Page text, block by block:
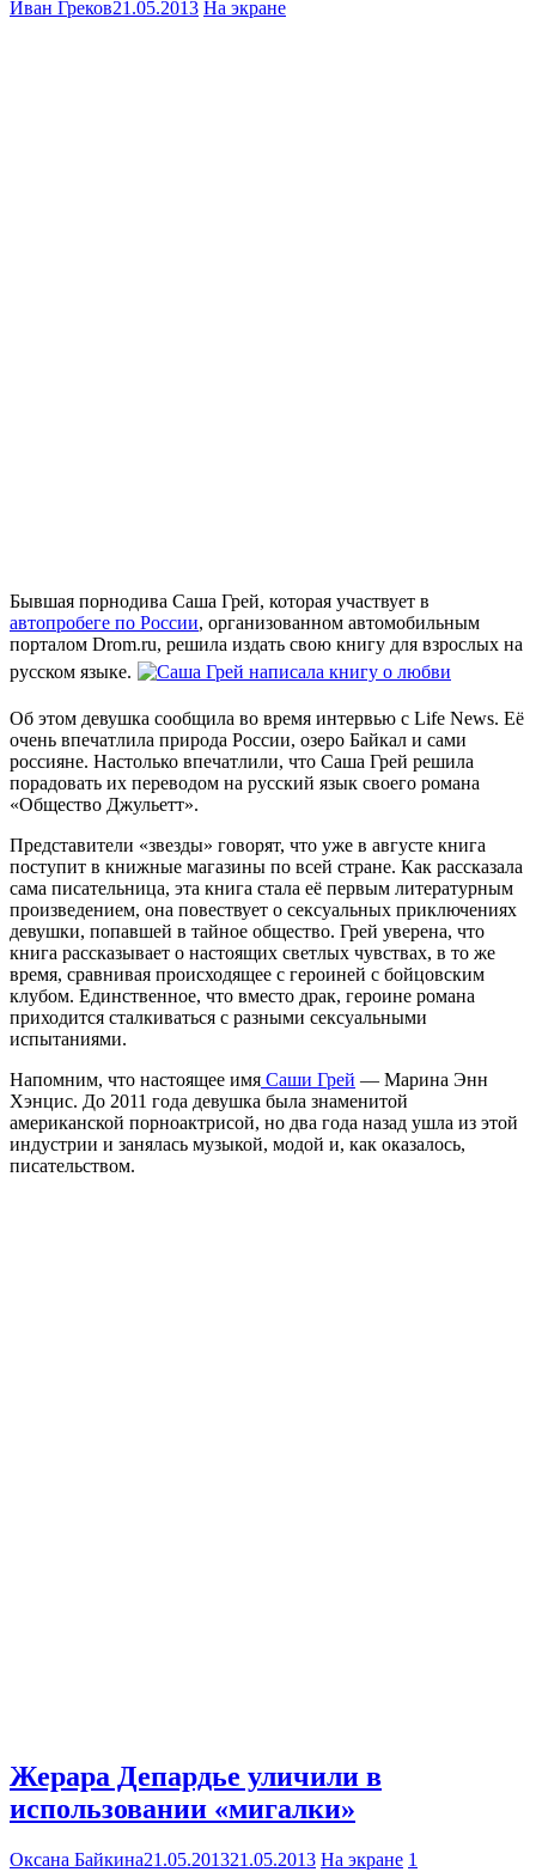
Иван Греков21.05.2013 На экране
Бывшая порнодива Саша Грей, которая участвует в
автопробеге по России, организованном автомобильным
порталом Drom.ru, решила издать свою книгу для взрослых на
русском языке.
Об этом девушка сообщила во время интервью с Life News. Её
очень впечатлила природа России, озеро Байкал и сами
россияне. Настолько впечатлили, что Саша Грей решила
порадовать их переводом на русский язык своего романа
«Общество Джульетт».
Представители «звезды» говорят, что уже в августе книга
поступит в книжные магазины по всей стране. Как рассказала
сама писательница, эта книга стала её первым литературным
произведением, она повествует о сексуальных приключениях
девушки, попавшей в тайное общество. Грей уверена, что
книга рассказывает о настоящих светлых чувствах, в то же
время, сравнивая происходящее с героиней с бойцовским
клубом. Единственное, что вместо драк, героине романа
приходится сталкиваться с разными сексуальными
испытаниями.
Напомним, что настоящее имя Саши Грей — Марина Энн
Хэнцис. До 2011 года девушка была знаменитой
американской порноактрисой, но два года назад ушла из этой
индустрии и занялась музыкой, модой и, как оказалось,
писательством.
Жерара Депардье уличили в
использовании «мигалки»
Оксана Байкина21.05.201321.05.2013 На экране 1